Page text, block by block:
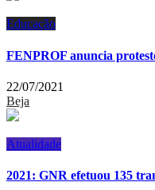
Educação
FENPROF anuncia
22/07/2021
Beja
Atualidade
2021: GNR efetuou 135